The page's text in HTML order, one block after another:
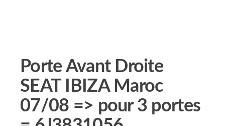
Porte Avant Droite
SEAT IBIZA Maroc
07/08 => pour 3 portes